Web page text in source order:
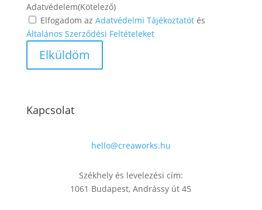
Adatvédelem(Kötelező)
Elfogadom az Adatvédelmi Tájékoztatótés
Általános Szerződési Feltételeket
Kapcsolat
hello@creaworks.hu
Székhely és levelezési cím:
1061 Budapest, Andrássy út 45